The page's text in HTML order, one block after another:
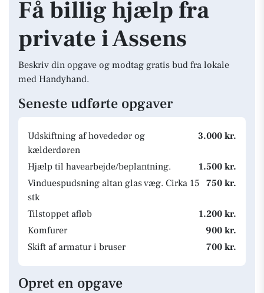
Få billig hjælp fra
private i Assens
Beskriv din opgave og modtag gratis bud fra lokale
med Handyhand.
Seneste udførte opgaver
Udskiftning af hovededør og
kælderdøren
3.000 kr.
Hjælp til havearbejde/beplantning.
1.500 kr.
Vinduespudsning altan glas væg. Cirka 15
stk
750 kr.
Tilstoppet afløb
1.200 kr.
Komfurer
900 kr.
Skift af armatur i bruser
700 kr.
Opret en opgave